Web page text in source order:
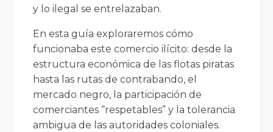
y lo ilegal se entrelazaban.
En esta guía exploraremos cómo
funcionaba este comercio ilícito: desde la
estructura económica de las flotas piratas
hasta las rutas de contrabando, el
mercado negro, la participación de
comerciantes “respetables” y la tolerancia
ambigua de las autoridades coloniales.